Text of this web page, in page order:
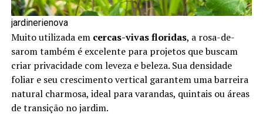
jardinerienova
Muito utilizada em cercas-vivas floridas, a rosa-de-
sarom também é excelente para projetos que buscam
criar privacidade com leveza e beleza. Sua densidade
foliar e seu crescimento vertical garantem uma barreira
natural charmosa, ideal para varandas, quintais ou áreas
de transição no jardim.